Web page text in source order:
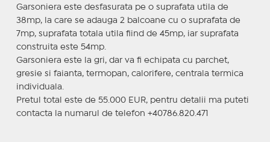
Garsoniera este desfasurata pe o suprafata utila de
38mp, la care se adauga 2 balcoane cu o suprafata de
7mp, suprafata totala utila fiind de 45mp, iar suprafata
construita este 54mp.
Garsoniera este la gri, dar va fi echipata cu parchet,
gresie si faianta, termopan, calorifere, centrala termica
individuala.
Pretul total este de 55.000 EUR, pentru detalii ma puteti
contacta la numarul de telefon +40786.820.471